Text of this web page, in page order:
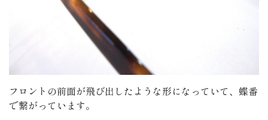
フロントの前面が飛び出したような形になっていて、蝶番
で繋がっています。